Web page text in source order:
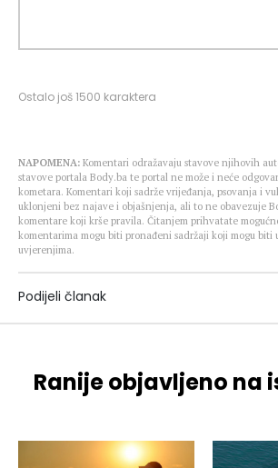
Ostalo još1500 karaktera
NAPOMENA: Komentari odražavaju stavove njihovih
stavove portala Body.ba te portal ne može i neće
kometara. Komentari koji sadrže vrijeđanja, psovanja i
uklonjeni bez najave i objašnjenja, ali to ne obavezuje
komentare koji krše pravila. Čitanjem prihvatate
komentarima mogu biti pronađeni sadržaji koji mogu biti
uvjerenjima.
Podijeli članak
Ranije objavljeno na